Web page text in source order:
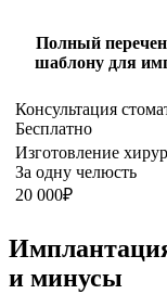
Полный
шаблону для
Консультация
Бесплатно
Изготовление
За одну челюсть
20 000₽
и минусы